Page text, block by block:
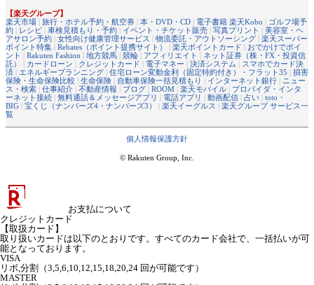
【楽天グループ】
楽天市場
旅行・ホテル予約・航空券 本・DVD・CD 電子書籍 楽天Kobo
ゴルフ場予
約
レシピ 車検見積もり・予約 イベント・チケット販売 写真プリント
美容室・ヘ
アサロン予約
女性向け健康管理サービス 物流委託・アウトソーシング
楽天スーパー
ポイント特集
Rebates（ポイント提携サイト） 楽天ポイントカード
おでかけでポイ
ント
Rakuten Fashion 地方競馬 競輪 アフィリエイト
ネット証券（株・FX・投資信
託）
カードローン クレジットカード 電子マネー 決済システム
スマホでカード決
済
エネルギープランニング 住宅ローン変動金利（固定特約付き）・フラット35
損害
保険・生命保険比較
生命保険 自動車保険一括見積もり インターネット銀行
ニュー
ス・検索
仕事紹介 不動産情報 ブログ ROOM 楽天モバイル
プロバイダ・インタ
ーネット接続
無料通話＆メッセージアプリ 電話アプリ 動画配信 占い
toto・
BIG
宝くじ（ナンバーズ4・ナンバーズ3） 楽天イーグルス
楽天グループ サービス一
覧
個人情報保護方針
© Rakuten Group, Inc.
お支払について
クレジットカード
【取扱カード】
取り扱いカードは以下のとおりです。すべてのカード会社で、一括払いが可
能となっております。
VISA
リボ,分割（3,5,6,10,12,15,18,20,24 回が可能です）
MASTER